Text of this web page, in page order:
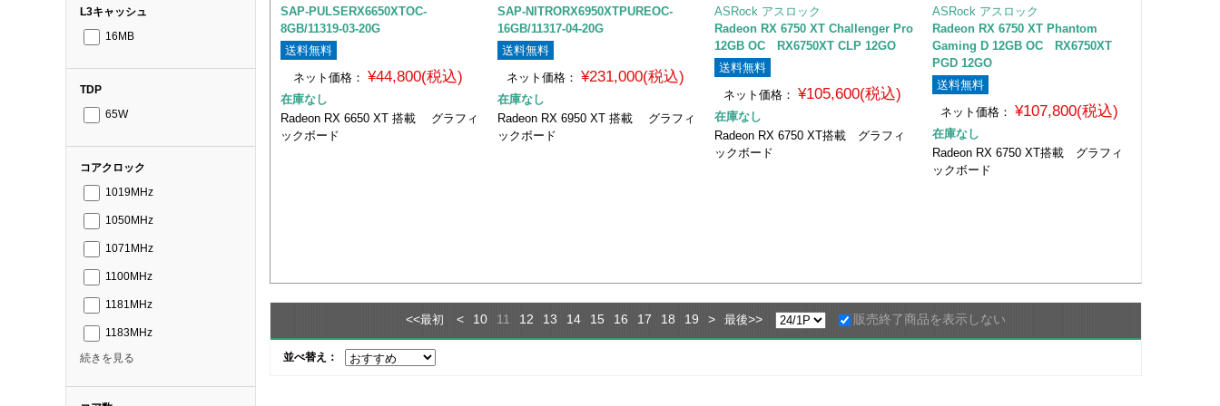
L3キャッシュ
16MB
TDP
65W
コアクロック
1019MHz
1050MHz
1071MHz
1100MHz
1181MHz
1183MHz
続きを見る
SAP-PULSERX6650XTOC-
8GB/11319-03-20G
送料無料
ネット価格：
¥44,800(税込)
在庫なし
Radeon RX 6650 XT 搭載 グラフィ
ックボード
SAP-NITRORX6950XTPUREOC-
16GB/11317-04-20G
送料無料
ネット価格： ¥231,000(税込)
在庫なし
Radeon RX 6950 XT 搭載 グラフィ
ックボード
ASRock アスロック
Radeon RX 6750 XT Challenger Pro
12GB OC RX6750XT CLP 12GO
送料無料
ネット価格：
¥105,600(税込)
在庫なし
Radeon RX 6750 XT搭載 グラフィ
ックボード
ASRock アスロック
Radeon RX 6750 XT Phantom
Gaming D 12GB OC RX6750XT
PGD 12GO
送料無料
ネット価格：
¥107,800(税込)
在庫なし
Radeon RX 6750 XT搭載 グラフィ
ックボード
<<最初 < 10 11 12 13 14 15 16 17 18 19 > 最後>> 販売終了商品を表示しない
並べ替え：